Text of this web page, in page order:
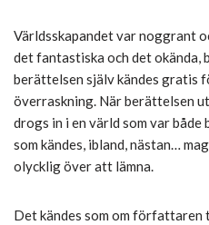
Världsskapandet var noggrant
det fantastiska och det okända,
berättelsen själv kändes gratis
överraskning. När berättelsen
drogs in i en värld som var både
som kändes, ibland, nästan…
olycklig över att lämna.
Det kändes som om författaren